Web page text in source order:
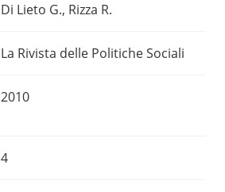
Di Lieto G., Rizza R.
La Rivista delle Politiche Sociali
2010
4